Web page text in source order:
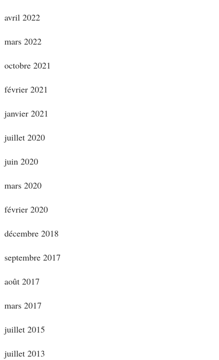
avril 2022
mars 2022
octobre 2021
février 2021
janvier 2021
juillet 2020
juin 2020
mars 2020
février 2020
décembre 2018
septembre 2017
août 2017
mars 2017
juillet 2015
juillet 2013